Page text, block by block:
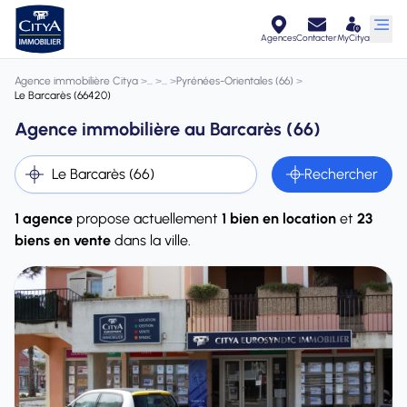
AgencesContacterMyCitya
Agence immobilière Citya > > >Pyrénées-Orientales (66) >
Le Barcarès (66420)
Agence immobilière au Barcarès (66)
Rechercher
1 agence propose actuellement 1 bien en location et 23
biens en vente dans la ville.